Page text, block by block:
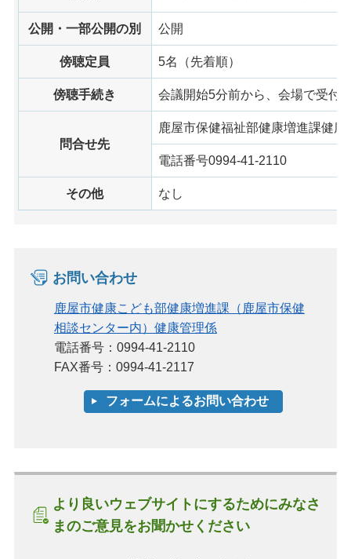
公開・一部公開の別 公開
傍聴定員 5名（先着順）
傍聴手続き 会議開始5分前から、会場で受付
問合せ先
鹿屋市保健福祉部健康増進課健康
電話番号0994-41-2110
その他 なし
お問い合わせ
鹿屋市健康こども部健康増進課（鹿屋市保健
相談センター内）健康管理係
電話番号：0994-41-2110
FAX番号：0994-41-2117
より良いウェブサイトにするためにみなさ
まのご意見をお聞かせください